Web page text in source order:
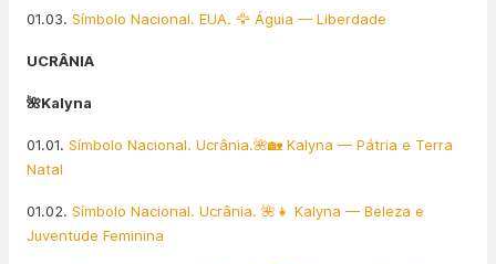
01.03. Símbolo Nacional. EUA. 🦅 Águia — Liberdade
UCRÂNIA
🌺Kalyna
01.01. Símbolo Nacional. Ucrânia.🌺🏡 Kalyna — Pátria e Terra
Natal
01.02. Símbolo Nacional. Ucrânia. 🌺👧 Kalyna — Beleza e
Juventude Feminina